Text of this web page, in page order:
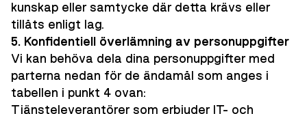
kunskap eller samtycke där detta krävs eller
tillåts enligt lag.
5. Konfidentiell överlämning av personuppgifter
Vi kan behöva dela dina personuppgifter med
parterna nedan för de ändamål som anges i
tabellen i punkt 4 ovan:
Tjänsteleverantörer som erbjuder IT- och